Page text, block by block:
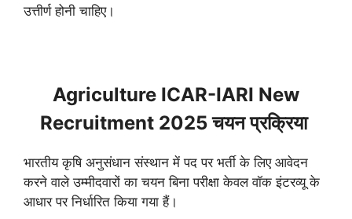
उत्तीर्ण होनी चाहिए।
Agriculture ICAR-IARI New
Recruitment 2025 चयन प्रक्रिया
भारतीय कृषि अनुसंधान संस्थान में पद पर भर्ती के लिए आवेदन
करने वाले उम्मीदवारों का चयन बिना परीक्षा केवल वॉक इंटरव्यू के
आधार पर निर्धारित किया गया हैं।